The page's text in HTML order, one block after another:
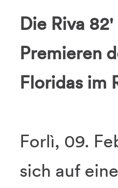
Die Riva
Premieren
Floridas im
Forlì, 09.
sich auf